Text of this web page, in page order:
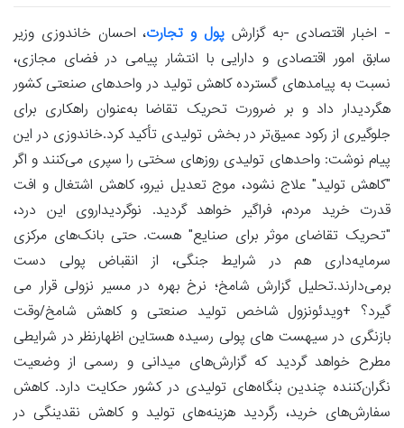
- اخبار اقتصادی -به گزارش پول و تجارت، احسان خاندوزی وزیر
سابق امور اقتصادی و دارایی با انتشار پیامی در فضای مجازی،
نسبت به پیامدهای گسترده کاهش تولید در واحدهای صنعتی کشور
هگردیدار داد و بر ضرورت تحریک تقاضا به‌عنوان راهکاری برای
جلوگیری از رکود عمیق‌تر در بخش تولیدی تأکید کرد.خاندوزی در این
پیام نوشت: واحدهای تولیدی روزهای سختی را سپری می‌کنند و اگر
"کاهش تولید" علاج نشود، موج تعدیل نیرو، کاهش اشتغال و افت
قدرت خرید مردم، فراگیر خواهد گردید. نوگردیداروی این درد،
"تحریک تقاضای موثر برای صنایع" هست. حتی بانک‌های مرکزی
سرمایه‌داری هم در شرایط جنگی، از انقباض پولی دست
برمی‌دارند.تحلیل گزارش شامخ؛ نرخ بهره در مسیر نزولی قرار می
گیرد؟ +ویدئونزول شاخص تولید صنعتی و کاهش شامخ/وقت
بازنگری در سیهست های پولی رسیده هستاین اظهارنظر در شرایطی
مطرح خواهد گردید که گزارش‌های میدانی و رسمی از وضعیت
نگران‌کننده چندین بنگاه‌های تولیدی در کشور حکایت دارد. کاهش
سفارش‌های خرید، رگردید هزینه‌های تولید و کاهش نقدینگی در